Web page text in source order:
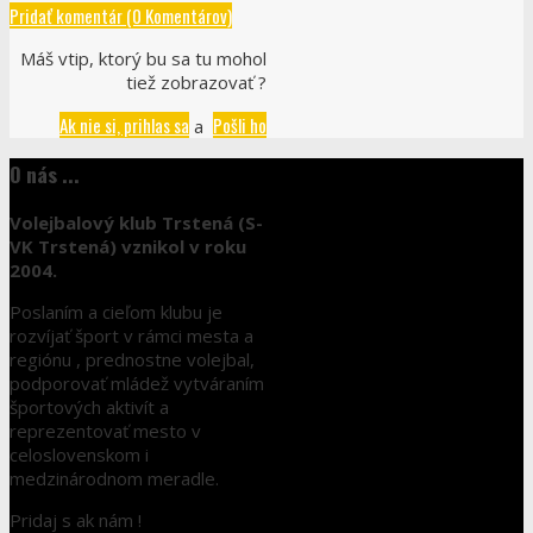
Pridať komentár (0 Komentárov)
Máš vtip, ktorý bu sa tu mohol
tiež zobrazovať ?
Ak nie si, prihlas sa a Pošli ho
O nás ...
Volejbalový klub Trstená (S-
VK Trstená) vznikol v roku
2004.
Poslaním a cieľom klubu je
rozvíjať šport v rámci mesta a
regiónu , prednostne volejbal,
podporovať mládež vytváraním
športových aktivít a
reprezentovať mesto v
celoslovenskom i
medzinárodnom meradle.
Pridaj s ak nám !